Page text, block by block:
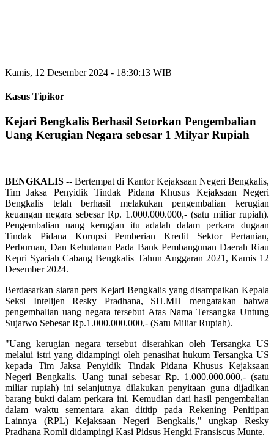
Kamis, 12 Desember 2024 - 18:30:13 WIB
Kasus Tipikor
Kejari Bengkalis Berhasil Setorkan Pengembalian
Uang Kerugian Negara sebesar 1 Milyar Rupiah
BENGKALIS -- Bertempat di Kantor Kejaksaan Negeri Bengkalis,
Tim Jaksa Penyidik Tindak Pidana Khusus Kejaksaan Negeri
Bengkalis telah berhasil melakukan pengembalian kerugian
keuangan negara sebesar Rp. 1.000.000.000,- (satu miliar rupiah).
Pengembalian uang kerugian itu adalah dalam perkara dugaan
Tindak Pidana Korupsi Pemberian Kredit Sektor Pertanian,
Perburuan, Dan Kehutanan Pada Bank Pembangunan Daerah Riau
Kepri Syariah Cabang Bengkalis Tahun Anggaran 2021, Kamis 12
Desember 2024.
Berdasarkan siaran pers Kejari Bengkalis yang disampaikan Kepala
Seksi Intelijen Resky Pradhana, SH.MH mengatakan bahwa
pengembalian uang negara tersebut Atas Nama Tersangka Untung
Sujarwo Sebesar Rp.1.000.000.000,- (Satu Miliar Rupiah).
"Uang kerugian negara tersebut diserahkan oleh Tersangka US
melalui istri yang didampingi oleh penasihat hukum Tersangka US
kepada Tim Jaksa Penyidik Tindak Pidana Khusus Kejaksaan
Negeri Bengkalis. Uang tunai sebesar Rp. 1.000.000.000,- (satu
miliar rupiah) ini selanjutnya dilakukan penyitaan guna dijadikan
barang bukti dalam perkara ini. Kemudian dari hasil pengembalian
dalam waktu sementara akan dititip pada Rekening Penitipan
Lainnya (RPL) Kejaksaan Negeri Bengkalis," ungkap Resky
Pradhana Romli didampingi Kasi Pidsus Hengki Fransiscus Munte.